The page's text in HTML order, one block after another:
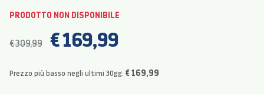
PRODOTTO NON DISPONIBILE
€ 309,99 € 169,99
Prezzo più basso negli ultimi 30gg: € 169,99